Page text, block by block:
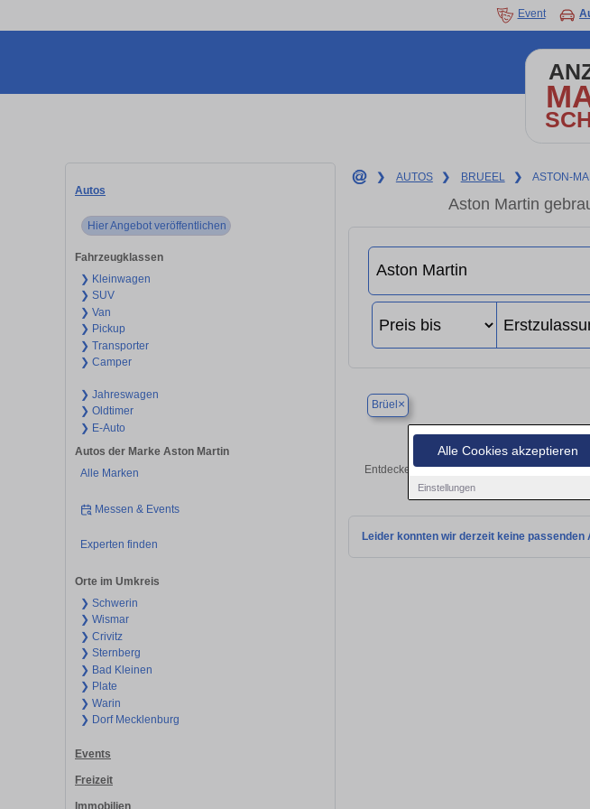
Alle Cookies akzeptieren
Einstellungen
Event
Autos
Hier Angebot veröffentlichen
Fahrzeugklassen
❯ Kleinwagen
❯ SUV
❯ Van
❯ Pickup
❯ Transporter
❯ Camper
❯ Jahreswagen
❯ Oldtimer
❯ E-Auto
Autos der Marke Aston Martin
Alle Marken
Messen & Events
Experten finden
Orte im Umkreis
❯ Schwerin
❯ Wismar
❯ Crivitz
❯ Sternberg
❯ Bad Kleinen
❯ Plate
❯ Warin
❯ Dorf Mecklenburg
Events
Freizeit
Immobilien
❯ AUTOS ❯ BRUEEL ❯ ASTON-
Aston Martin
Brüel ×
Finden Sie in
Entdecken Sie in Brüel gebrauchte Aston
Leider konnten wir derzeit keine